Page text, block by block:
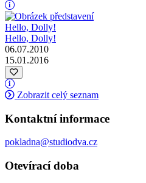
Hello, Dolly!
06.07.2010
15.01.2016
Zobrazit celý seznam
Kontaktní informace
pokladna@studiodva.cz
Otevírací doba